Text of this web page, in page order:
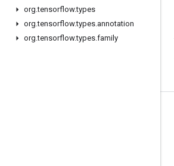
org.tensorflow.types
org.tensorflow.types.annotation
org.tensorflow.types.family